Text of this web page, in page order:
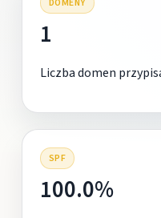
1
Liczba domen
SPF
100.0%